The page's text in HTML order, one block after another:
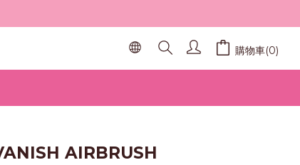
購物車(0)
AIRBRUSH
立即購買